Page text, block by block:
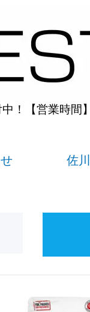
！【営業時間
佐